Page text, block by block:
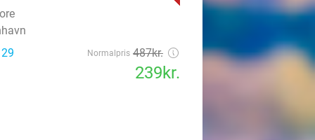
Normalpris 487kr.
239kr.